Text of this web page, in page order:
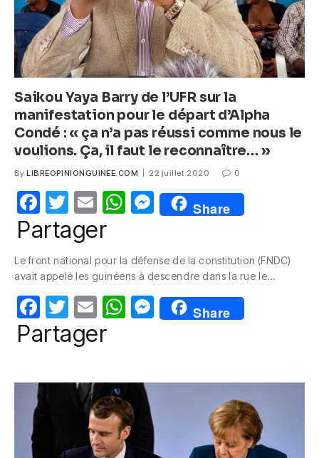
Saikou Yaya Barry de l’UFR sur la
manifestation pour le départ d’Alpha
Condé : « ça n’a pas réussi comme nous le
voulions. Ça, il faut le reconnaître… »
By LIBREOPINIONGUINEE.COM 22 juillet 2020 0
F
a
e
b
o
o
T
w
itt
er
E
m
W
s
A
p
M
e
e
n
g
Share
Partager
Le front national pour la défense de la constitution (FNDC)
avait appelé les guinéens à descendre dans la rue le…
F
a
b
T
w
itt
E
m
W
A
p
p
M
e
g
er
Share
Partager